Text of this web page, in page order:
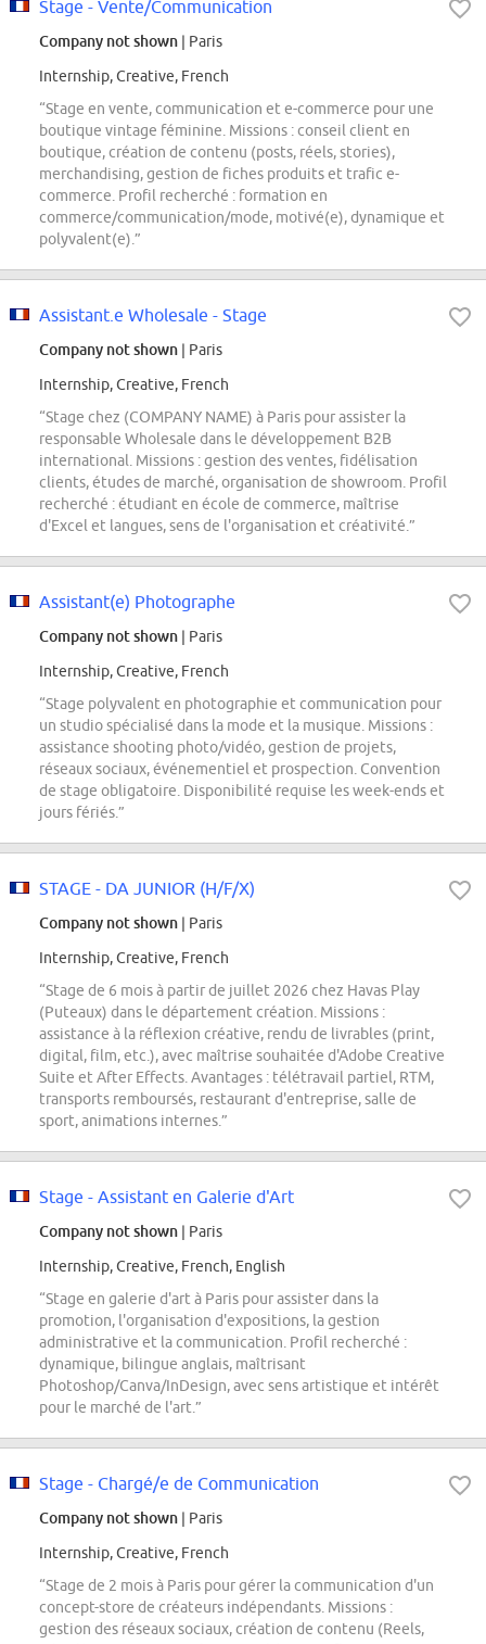
Stage - Vente/Communication
Company not shown | Paris
Internship, Creative, French
“Stage en vente, communication et e-commerce pour une
boutique vintage féminine. Missions : conseil client en
boutique, création de contenu (posts, réels, stories),
merchandising, gestion de fiches produits et trafic e-
commerce. Profil recherché : formation en
commerce/communication/mode, motivé(e), dynamique et
polyvalent(e).”
Assistant.e Wholesale - Stage
Company not shown | Paris
Internship, Creative, French
“Stage chez (COMPANY NAME) à Paris pour assister la
responsable Wholesale dans le développement B2B
international. Missions : gestion des ventes, fidélisation
clients, études de marché, organisation de showroom. Profil
recherché : étudiant en école de commerce, maîtrise
d'Excel et langues, sens de l'organisation et créativité.”
Assistant(e) Photographe
Company not shown | Paris
Internship, Creative, French
“Stage polyvalent en photographie et communication pour
un studio spécialisé dans la mode et la musique. Missions :
assistance shooting photo/vidéo, gestion de projets,
réseaux sociaux, événementiel et prospection. Convention
de stage obligatoire. Disponibilité requise les week-ends et
jours fériés.”
STAGE - DA JUNIOR (H/F/X)
Company not shown | Paris
Internship, Creative, French
“Stage de 6 mois à partir de juillet 2026 chez Havas Play
(Puteaux) dans le département création. Missions :
assistance à la réflexion créative, rendu de livrables (print,
digital, film, etc.), avec maîtrise souhaitée d'Adobe Creative
Suite et After Effects. Avantages : télétravail partiel, RTM,
transports remboursés, restaurant d'entreprise, salle de
sport, animations internes.”
Stage - Assistant en Galerie d'Art
Company not shown | Paris
Internship, Creative, French, English
“Stage en galerie d'art à Paris pour assister dans la
promotion, l'organisation d'expositions, la gestion
administrative et la communication. Profil recherché :
dynamique, bilingue anglais, maîtrisant
Photoshop/Canva/InDesign, avec sens artistique et intérêt
pour le marché de l'art.”
Stage - Chargé/e de Communication
Company not shown | Paris
Internship, Creative, French
“Stage de 2 mois à Paris pour gérer la communication d'un
concept-store de créateurs indépendants. Missions :
gestion des réseaux sociaux, création de contenu (Reels,